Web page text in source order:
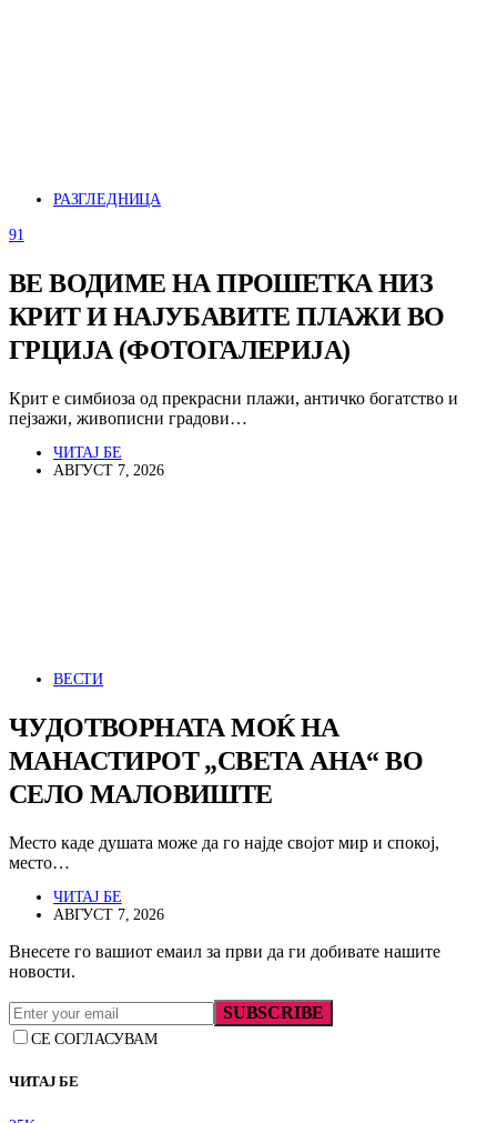
РАЗГЛЕДНИЦА
91
ВЕ ВОДИМЕ НА ПРОШЕТКА НИЗ
КРИТ И НАЈУБАВИТЕ ПЛАЖИ ВО
ГРЦИЈА (ФОТОГАЛЕРИЈА)
Крит е симбиоза од прекрасни плажи, античко богатство и
пејзажи, живописни градови…
ЧИТАЈ БЕ
АВГУСТ 7, 2026
ВЕСТИ
ЧУДОТВОРНАТА МОЌ НА
МАНАСТИРОТ „СВЕТА АНА“ ВО
СЕЛО МАЛОВИШТЕ
Место каде душата може да го најде својот мир и спокој,
место…
ЧИТАЈ БЕ
АВГУСТ 7, 2026
Внесете го вашиот емаил за први да ги добивате нашите
новости.
SUBSCRIBE
СЕ СОГЛАСУВАМ
ЧИТАЈ БЕ